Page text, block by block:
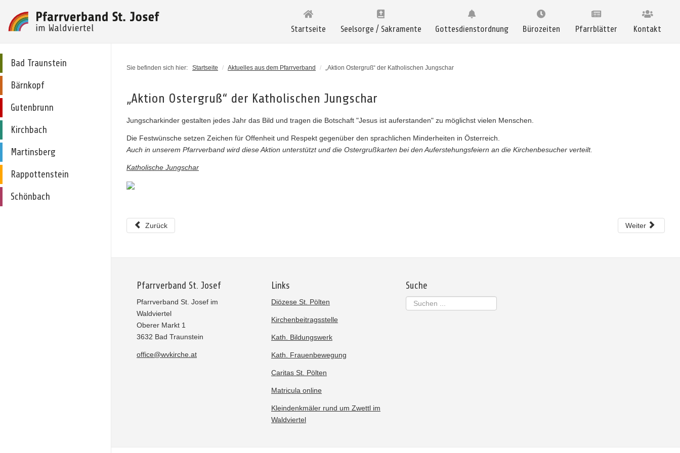
Startseite Seelsorge / Sakramente Gottesdienstordnung Bürozeiten Pfarrblätter Kontakt
Bad Traunstein
Bärnkopf
Gutenbrunn
Kirchbach
Martinsberg
Rappottenstein
Schönbach
Sie befinden sich hier: Startseite / Aktuelles aus dem Pfarrverband / „Aktion Ostergruß“ der Katholischen Jungschar
„Aktion Ostergruß“ der Katholischen Jungschar
Jungscharkinder gestalten jedes Jahr das Bild und tragen die Botschaft "Jesus ist auferstanden" zu möglichst vielen Menschen.
Die Festwünsche setzen Zeichen für Offenheit und Respekt gegenüber den sprachlichen Minderheiten in Österreich.
Auch in unserem Pfarrverband wird diese Aktion unterstützt und die Ostergrußkarten bei den Auferstehungsfeiern an die Kirchenbesucher verteilt.
Katholische Jungschar
Zurück Weiter
Pfarrverband St. Josef
Pfarrverband St. Josef im
Waldviertel
Oberer Markt 1
3632 Bad Traunstein
office@wvkirche.at
Links
Diözese St. Pölten
Kirchenbeitragsstelle
Kath. Bildungswerk
Kath. Frauenbewegung
Caritas St. Pölten
Matricula online
Kleindenkmäler rund um Zwettl im
Waldviertel
Suche
Suchen
...